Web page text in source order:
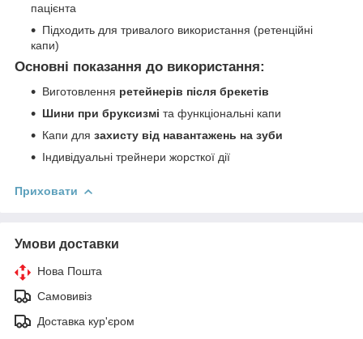
пацієнта
Підходить для тривалого використання (ретенційні
капи)
Основні показання до використання:
Виготовлення ретейнерів після брекетів
Шини при бруксизмі та функціональні капи
Капи для захисту від навантажень на зуби
Індивідуальні трейнери жорсткої дії
Приховати
Умови доставки
Нова Пошта
Самовивіз
Доставка кур'єром